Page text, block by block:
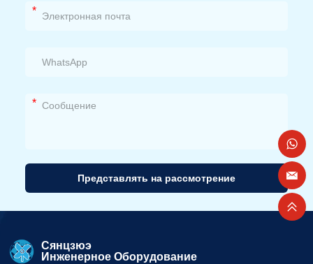
*
*
Представлять на рассмотрение
вариант:
Сянцзюэ
Инженерное Оборудование